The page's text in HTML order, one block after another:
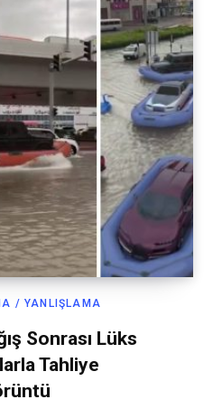
/ YANLIŞLAMA
Sonrası Lüks
Tahliye